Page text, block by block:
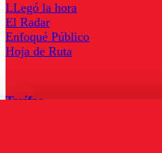
LLegó la hora
El Radar
Enfoqué Público
Hoja de Ruta
Tarifas